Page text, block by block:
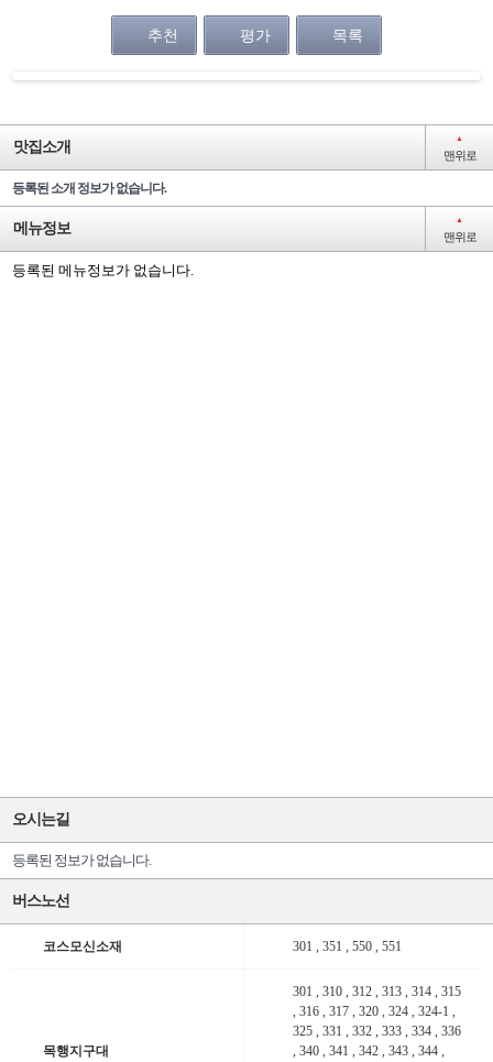
추천 평가 목록
맛집소개 ▲
맨위로
등록된 소개 정보가 없습니다.
메뉴정보 ▲
맨위로
등록된 메뉴정보가 없습니다.
오시는길
등록된 정보가 없습니다.
버스노선
코스모신소재 301 , 351 , 550 , 551
목행지구대
301 , 310 , 312 , 313 , 314 , 315
, 316 , 317 , 320 , 324 , 324-1 ,
325 , 331 , 332 , 333 , 334 , 336
, 340 , 341 , 342 , 343 , 344 ,